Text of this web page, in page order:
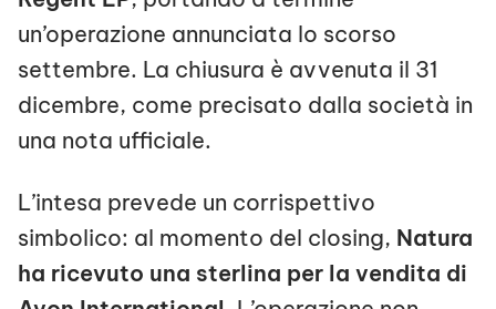
un’operazione annunciata lo scorso
settembre. La chiusura è avvenuta il 31
dicembre, come precisato dalla società in
una nota ufficiale.
L’intesa prevede un corrispettivo
simbolico: al momento del closing, Natura
ha ricevuto una sterlina per la vendita di